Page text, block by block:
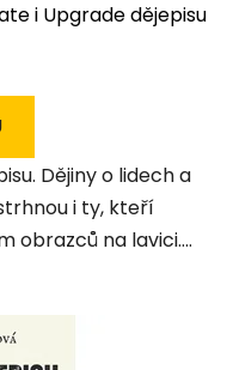
i Upgrade dějepisu
Dějiny o lidech a
i ty, kteří
obrazců na lavici....